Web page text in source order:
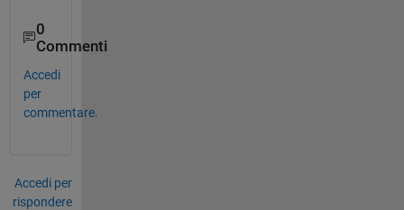
0
Commenti
Accedi
per
commentare.
Accedi per
rispondere